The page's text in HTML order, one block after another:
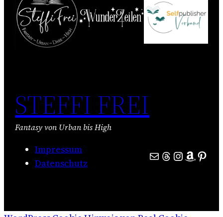
STEFFI FREI
Fantasy von Urban bis High
Impressum
Datenschutz
E-MailThreads